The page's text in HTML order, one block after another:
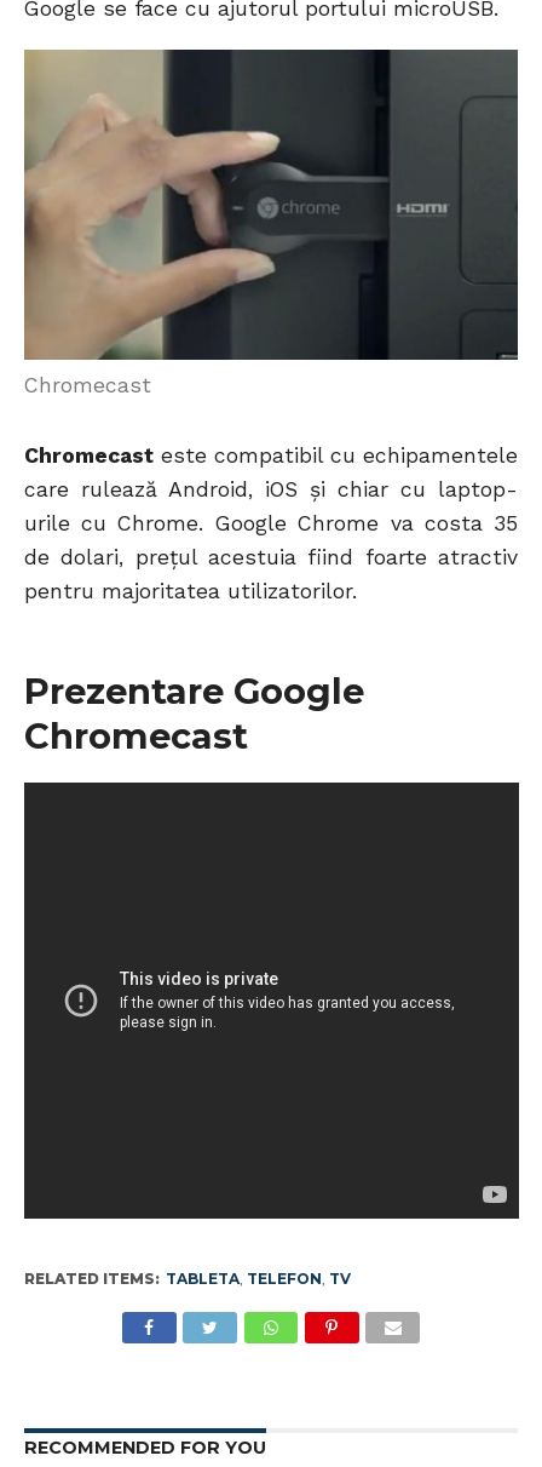
Google se face cu ajutorul portului microUSB.
Chromecast
Chromecasteste compatibil cu echipamentele
care rulează Android, iOS și chiar cu laptop-
urile cu Chrome. Google Chrome va costa 35
de dolari, prețul acestuia fiind foarte atractiv
pentru majoritatea utilizatorilor.
Prezentare Google
Chromecast
RELATED ITEMS: TABLETA, TELEFON TV
RECOMMENDED FOR YOU